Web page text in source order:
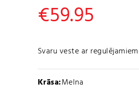
€59.95
Svaru veste ar
Krāsa:Melna